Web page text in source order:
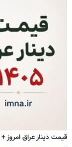
قیمت دینار عراق امروز + نرخ